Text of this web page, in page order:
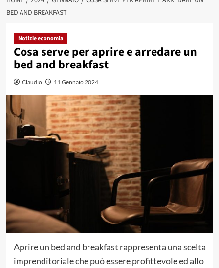
BED AND BREAKFAST
Notizie economia
Cosa serve per aprire e arredare un
bed and breakfast
Claudio 11 Gennaio 2024
Aprire un bed and breakfast rappresenta una scelta
imprenditoriale che può essere profittevole ed allo